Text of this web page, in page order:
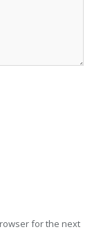
for the next